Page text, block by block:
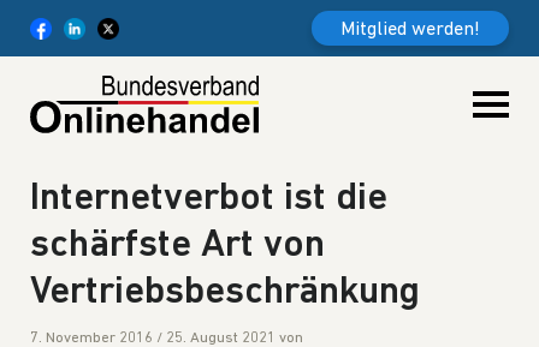
Mitglied werden!
Internetverbot ist die
schärfste Art von
Vertriebsbeschränkung
7. November 2016 / 25. August 2021 von